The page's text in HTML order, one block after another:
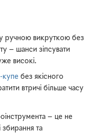
ручною викруткою без
— шанси зіпсувати
високі.
без якісного
втричі більше часу
— це не
збирання та